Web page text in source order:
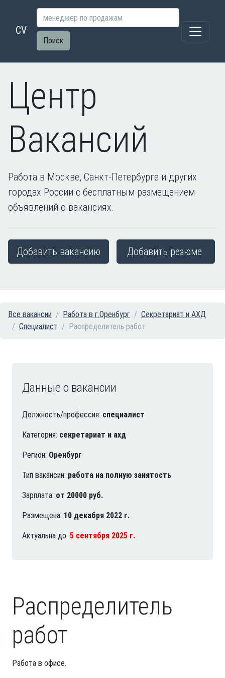
CV
Поиск
Центр
Вакансий
Работа в Москве, Санкт-Петербурге и других
городах России с бесплатным размещением
объявлений о вакансиях.
Добавить вакансию Добавить резюме
Все вакансии Работа в г.Оренбург
Секретариат и АХД
Специалист
Распределитель работ
Данные о вакансии
Должность/профессия: специалист
Категория: секретариат и ахд
Регион: Оренбург
Тип вакансии: работа на полную занятость
Зарплата: от 20000 руб.
Размещена: 10 декабря 2022 г.
Актуальна до: 5 сентября 2025 г.
Распределитель
работ
Работа в офисе.